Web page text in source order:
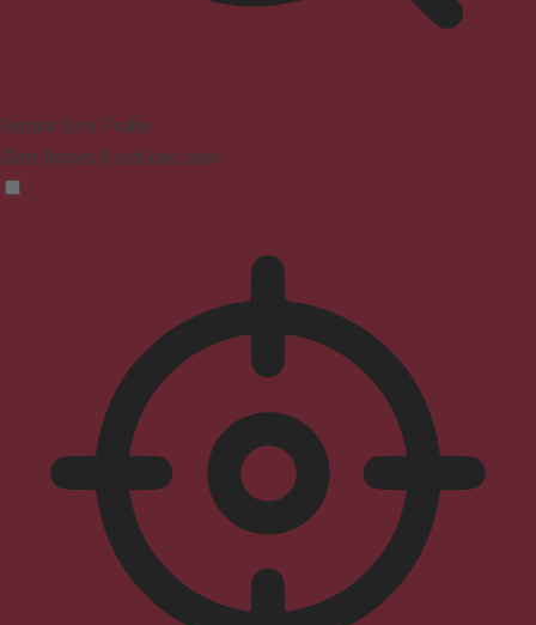
Seizure Safe Profile
Clear flashes & reduces color